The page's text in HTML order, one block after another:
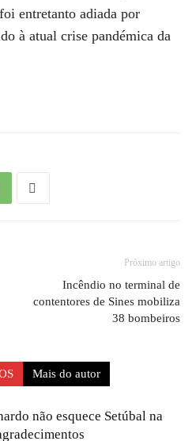
entretanto adiada por
à atual crise pandémica da
Próximo artigo
Incêndio no terminal de
contentores de Sines mobiliza
38 bombeiros
Mais do autor
não esquece Setúbal na